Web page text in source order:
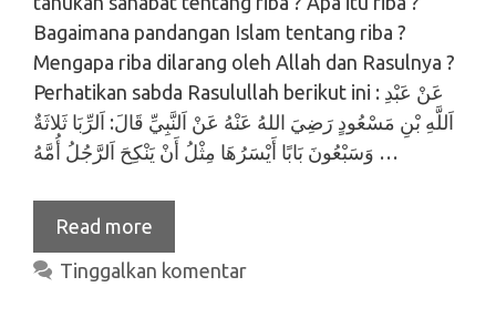
Bagaimana pandangan Islam tentang riba ?
Mengapa riba dilarang oleh Allah dan Rasulnya ?
Perhatikan sabda Rasulullah berikut ini : عَنْ عَبْدِ
اَللَّهِ بْنِ مَسْعُودٍ رَضِيَ اللهُ عَنْهُ عَنْ اَلنَّبِيِّ قَالَ: اَلرِّبَا ثَلاثَةٌ
وَسَبْعُونَ بَابًا أَيْسَرُهَا مِثْلُ أَنْ يَنْكِحَ اَلرَّجُلُ أُمَّهُ …
Read more
Tinggalkan komentar